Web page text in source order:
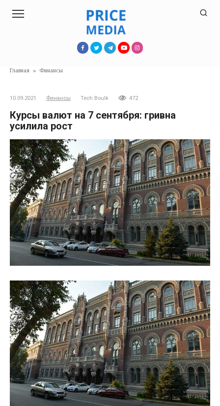
Главная » Финансы
10.09.2021 Финансы Tech Boulk 472
Курсы валют на 7 сентября: гривна
усилила рост